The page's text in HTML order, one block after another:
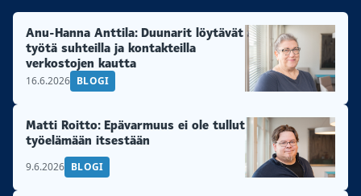
Anu-Hanna Anttila: Duunarit löytävät
työtä suhteilla ja kontakteilla
verkostojen kautta
16.6.2026 BLOGI
Matti Roitto: Epävarmuus ei ole tullut
työelämään itsestään
9.6.2026 BLOGI